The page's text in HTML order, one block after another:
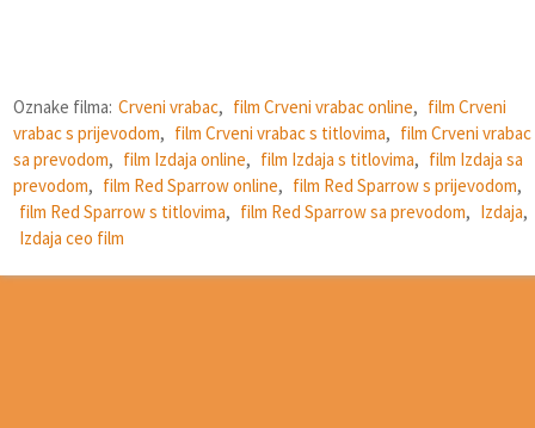
Oznake filma: Crveni vrabac, film Crveni vrabac online, film Crveni
vrabac s prijevodom, film Crveni vrabac s titlovima, film Crveni vrabac
sa prevodom, film Izdaja online, film Izdaja s titlovima, film Izdaja sa
prevodom, film Red Sparrow online, film Red Sparrow s prijevodom,
film Red Sparrow s titlovima, film Red Sparrow sa prevodom, Izdaja,
Izdaja ceo film